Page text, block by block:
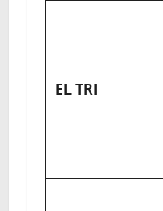
EL TRI